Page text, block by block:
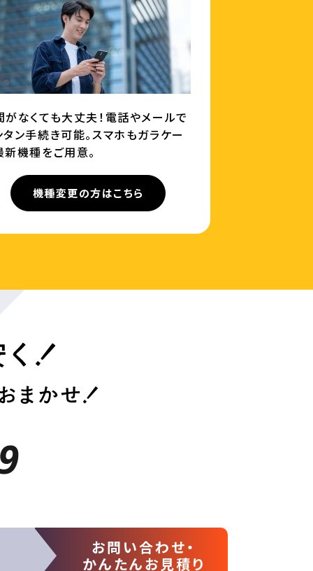
がなくても大丈夫！電話やメールで
タン手続き可能。スマホもガラケー
新機種をご用意。
機種変更の方はこちら
お問い合わせ・
かんたんお見積り